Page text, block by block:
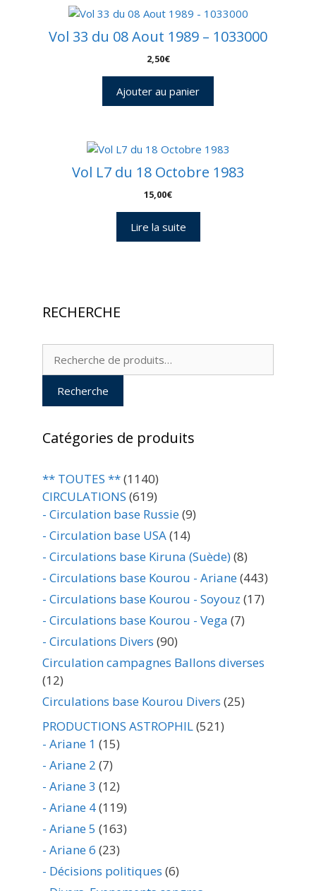
Vol 33 du 08 Aout 1989 – 1033000
2,50€
Ajouter au panier
Vol L7 du 18 Octobre 1983
15,00€
Lire la suite
RECHERCHE
Recherche
Recherche
Catégories de produits
** TOUTES **(1140)
CIRCULATIONS (619)
- Circulation base Russie(9)
- Circulation base USA(14)
- Circulations base Kiruna (Suède)(8)
- Circulations base Kourou - Ariane(443)
- Circulations base Kourou - Soyouz (17)
- Circulations base Kourou - Vega (7)
- Circulations Divers (90)
Circulation campagnes Ballons diverses
(12)
Circulations base Kourou Divers (25)
PRODUCTIONS ASTROPHIL(521)
- Ariane 1 (15)
- Ariane 2 (7)
- Ariane 3 (12)
- Ariane 4(119)
- Ariane 5 (163)
- Ariane 6 (23)
- Décisions politiques (6)